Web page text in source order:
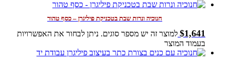
חנוכיה ונרות שבת בטכניקת פיליגרן – כסף טהור
$1,641
למוצר זה יש מספר סוגים. ניתן לבחור את האפשרויות
בעמוד המוצר